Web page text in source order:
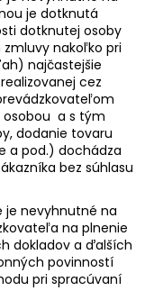
je dotknutá
dotknutej osoby
nakoľko pri
najčastejšie
cez
a s tým
dodanie tovaru
a pod.) dochádza
bez súhlasu
je nevyhnutné na
na plnenie
dokladov a ďalších
povinností
pri spracúvaní